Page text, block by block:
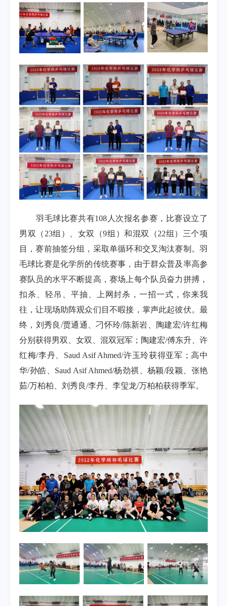
羽毛球比赛共有108 人次报名参赛，比赛设立了
男双（ 23组）、女双（9组）和混双（22组）三个项
目，赛前抽签分组，采取单循环和交叉淘汰赛制。羽
毛球比赛是化学所的传统赛事，由于群众普及率高参
赛队员的水平不断提高，赛场上每个队员奋力拼搏，
扣杀、轻吊、平抽、上网封杀，一招一式，你来我
往，让现场助阵观众们目不暇接，掌声此起彼伏。最
终，刘秀良 /贾通通、刁怀玲/陈新岩、陶建宏/许红梅
分别获得男双、女双、混双冠军；陶建宏/傅东升、许
红梅/李丹、 Saud Asif Ahmed/许玉玲获得亚军；高中
华/孙皓、 Saud Asif Ahmed/杨劲祺、杨颖/段颖、张艳
茹/万柏柏、刘秀良/李丹、李玺龙/万柏柏获得季军。